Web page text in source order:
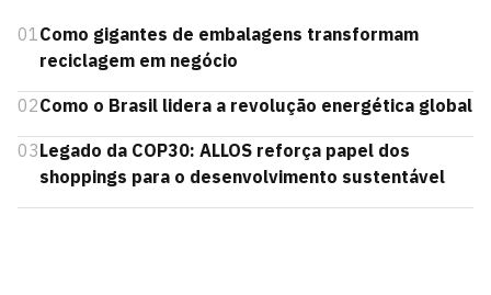
01Como gigantes de embalagens transformam
reciclagem em negócio
02Como o Brasil lidera a revolução energética global
03Legado da COP30: ALLOS reforça papel dos
shoppings para o desenvolvimento sustentável